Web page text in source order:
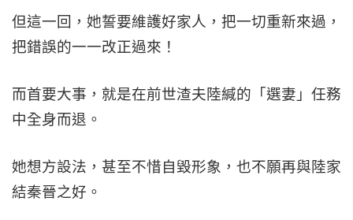
但這一回，她誓要維護好家人，把一切重新來過，
把錯誤的一一改正過來！
而首要大事，就是在前世渣夫陸緘的「選妻」任務
中全身而退。
她想方設法，甚至不惜自毀形象，也不願再與陸家
結秦晉之好。